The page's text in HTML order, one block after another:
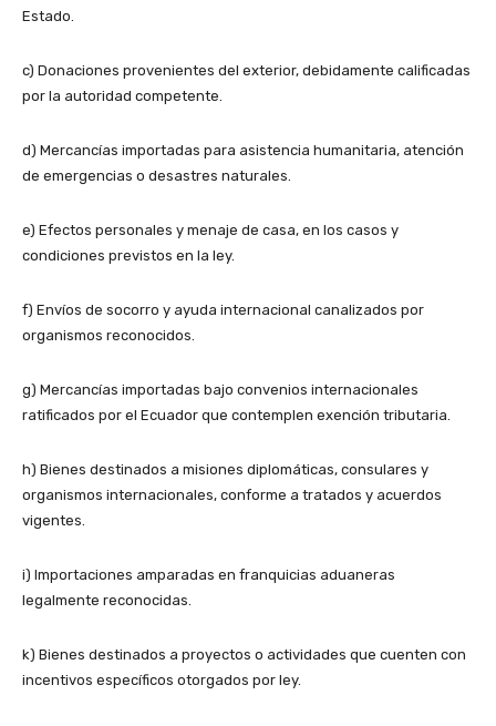
Estado.
c) Donaciones provenientes del exterior, debidamente calificadas
por la autoridad competente.
d) Mercancías importadas para asistencia humanitaria, atención
de emergencias o desastres naturales.
e) Efectos personales y menaje de casa, en los casos y
condiciones previstos en la ley.
f) Envíos de socorro y ayuda internacional canalizados por
organismos reconocidos.
g) Mercancías importadas bajo convenios internacionales
ratificados por el Ecuador que contemplen exención tributaria.
h) Bienes destinados a misiones diplomáticas, consulares y
organismos internacionales, conforme a tratados y acuerdos
vigentes.
i) Importaciones amparadas en franquicias aduaneras
legalmente reconocidas.
k) Bienes destinados a proyectos o actividades que cuenten con
incentivos específicos otorgados por ley.